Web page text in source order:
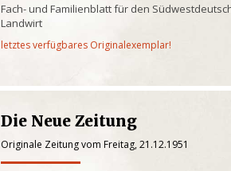
Fach- und Familienblatt für den
Landwirt
letztes verfügbares Originalexemplar!
Die Neue Zeitung
Originale Zeitung vom Freitag, 21.12.1951